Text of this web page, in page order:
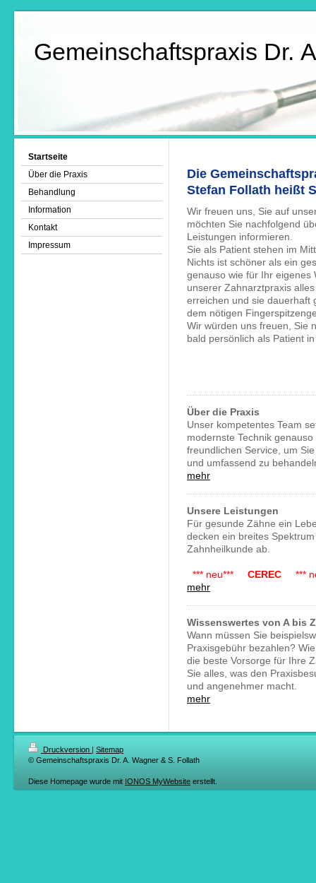
Gemeinschaftspraxis Dr.
Startseite
Über die Praxis
Behandlung
Information
Kontakt
Impressum
Die
Stefan Follath heißt
Wir freuen uns, Sie auf
möchten Sie nachfolgend
Leistungen informieren.
Sie als Patient stehen im
Nichts ist schöner als ein
genauso wie für Ihr eigenes
unserer Zahnarztpraxis
erreichen und sie dauerhaft
dem nötigen
Wir würden uns freuen, Sie
bald persönlich als Patient
Über die Praxis
Unser kompetentes Team
modernste Technik genauso
freundlichen Service, um
und umfassend zu
mehr
Unsere Leistungen
Für gesunde Zähne ein
decken ein breites
Zahnheilkunde ab.
*** neu*** CEREC ***
mehr
Wissenswertes von A bis Z
Wann müssen Sie
Praxisgebühr bezahlen?
die beste Vorsorge für Ihre
Sie alles, was den
und angenehmer macht.
mehr
Druckversion | Sitemap
© Gemeinschaftspraxis Dr. A. Wagner & S. Follath
Diese Homepage wurde mit IONOS MyWebsite erstellt.